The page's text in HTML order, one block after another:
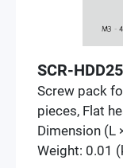
SCR-
Screw pack
pieces, Flat
Dimension (L
Weight: 0.01